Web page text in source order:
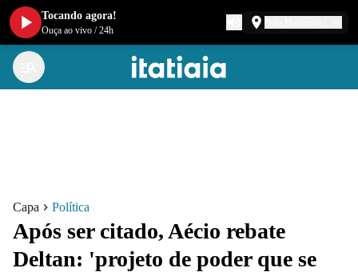
Capa Política
Após ser citado, Aécio rebate
Deltan: 'projeto de poder que se
Tocando agora!
Ouça ao vivo /24h